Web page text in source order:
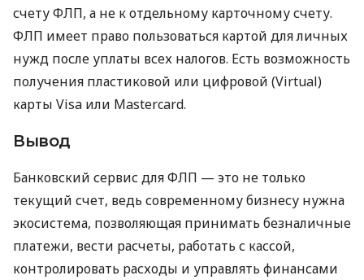
счету ФЛП, а не к отдельному карточному счету.
ФЛП имеет право пользоваться картой для личных
нужд после уплаты всех налогов. Есть возможность
получения пластиковой или цифровой (Virtual)
карты Visa или Mastercard.
Вывод
Банковский сервис для ФЛП — это не только
текущий счет, ведь современному бизнесу нужна
экосистема, позволяющая принимать безналичные
платежи, вести расчеты, работать с кассой,
контролировать расходы и управлять финансами